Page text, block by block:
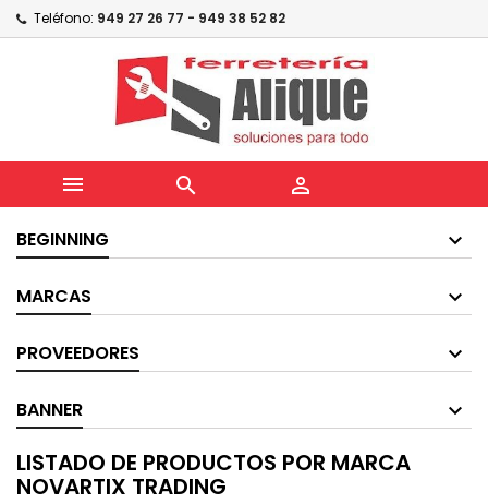
Teléfono: 949 27 26 77 - 949 38 52 82
  
BEGINNING
MARCAS
PROVEEDORES
BANNER
LISTADO DE PRODUCTOS POR MARCA
NOVARTIX TRADING